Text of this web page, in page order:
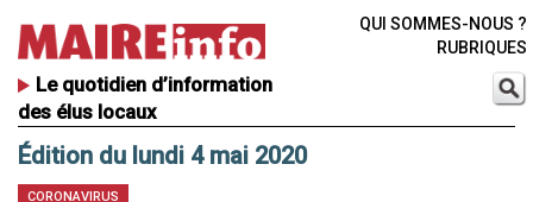
Le quotidien d’information
des élus locaux
QUI SOMMES-NOUS ?
RUBRIQUES
Édition du lundi 4 mai 2020
CORONAVIRUS